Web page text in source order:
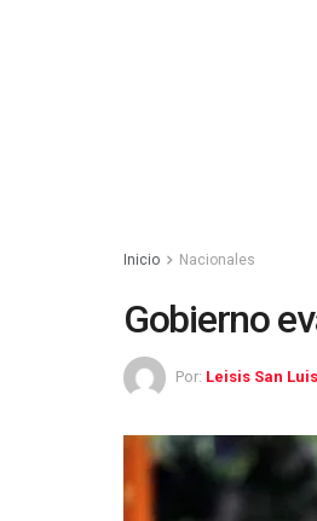
Inicio Nacionales
Gobierno
Por: Leisis San Luis